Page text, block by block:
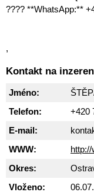
???? **WhatsApp:**
,
Kontakt na
Jméno:
Telefon:
+420
E-mail:
WWW:
Okres:
Vloženo: